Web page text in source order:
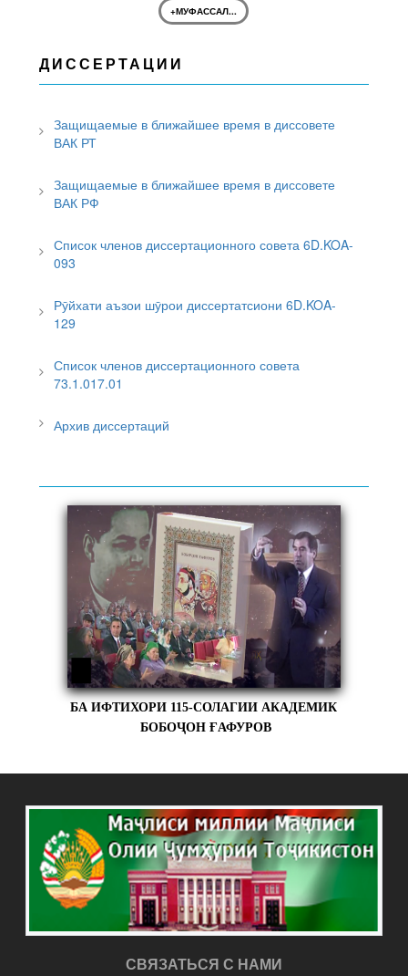
+МУФАССАЛ...
ДИССЕРТАЦИИ
Защищаемые в ближайшее время в диссовете
ВАК РТ
Защищаемые в ближайшее время в диссовете
ВАК РФ
Список членов диссертационного совета 6D.KOA-
093
Рӯйхати аъзои шӯрои диссертатсиони 6D.KOA-
129
Список членов диссертационного совета
73.1.017.01
Архив диссертаций
БА ИФТИХОРИ 115-СОЛАГИИ АКАДЕМИК
БОБОҶОН ҒАФУРОВ
СВЯЗАТЬСЯ С НАМИ